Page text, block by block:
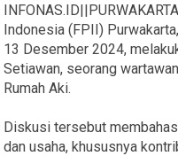
Indonesia (FPII)
13 Desember 2024,
Setiawan, seorang
Rumah Aki.
Diskusi tersebut
dan usaha, khususnya